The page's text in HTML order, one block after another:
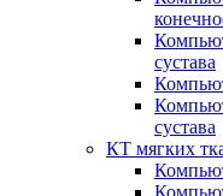
сустава
сустава
КТ мягких